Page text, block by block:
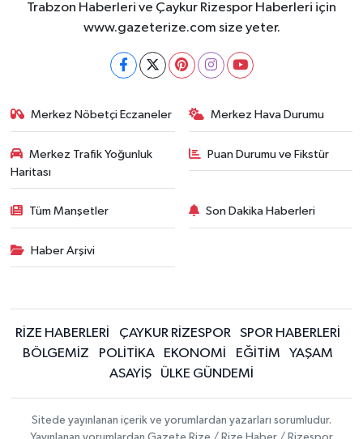
Trabzon Haberleri ve Çaykur Rizespor Haberleri için
www.gazeterize.com size yeter.
Merkez Nöbetçi Eczaneler Merkez Hava Durumu
Merkez Trafik Yoğunluk
Haritası
Puan Durumu ve Fikstür
Tüm Manşetler Son Dakika Haberleri
Haber Arşivi
RİZE HABERLERİ ÇAYKUR RİZESPOR
SPOR HABERLERİ
BÖLGEMİZ
POLİTİKA EKONOMİ EĞİTİM
YAŞAM
ASAYİŞ
ÜLKE GÜNDEMİ
Sitede yayınlanan içerik ve yorumlardan yazarları sorumludur.